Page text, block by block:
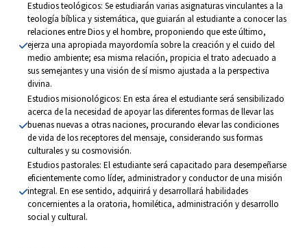
Estudios teológicos: Se estudiarán varias asignaturas vinculantes a la
teología bíblica y sistemática, que guiarán al estudiante a conocer las
relaciones entre Dios y el hombre, proponiendo que este último,
ejerza una apropiada mayordomía sobre la creación y el cuido del
medio ambiente; esa misma relación, propicia el trato adecuado a
sus semejantes y una visión de sí mismo ajustada a la perspectiva
divina.
Estudios misionológicos: En esta área el estudiante será sensibilizado
acerca de la necesidad de apoyar las diferentes formas de llevar las
buenas nuevas a otras naciones, procurando elevar las condiciones
de vida de los receptores del mensaje, considerando sus formas
culturales y su cosmovisión.
Estudios pastorales: El estudiante será capacitado para desempeñarse
eficientemente como líder, administrador y conductor de una misión
integral. En ese sentido, adquirirá y desarrollará habilidades
concernientes a la oratoria, homilética, administración y desarrollo
social y cultural.